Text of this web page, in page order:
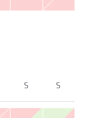
S S